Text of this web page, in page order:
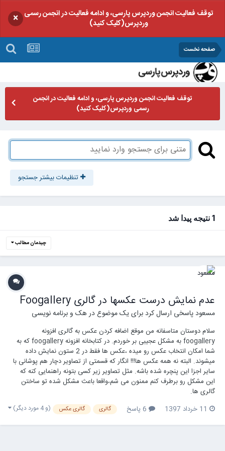
توقف فعالیت انجمن وردپرس پارسی، و ادامه فعالیت در انجمن رسمی
وردپرس(کلیک کنید)
×
صفحه نخست
توقف فعالیت انجمن وردپرس پارسی، و ادامه فعالیت در انجمن
رسمی وردپرس(کلیک کنید)
تنظیمات بیشتر جستجو
1 نتیجه پیدا شد
چیدمان مطالب
عدم نمایش درست عکسها در گالری Foogallery
مسعود پاسخی ارسال کرد برای یک موضوع درهک و برنامه نویسی
سلام دوستان متاسفانه من موقع اضافه کردن عکس به گالری افزونه
foogallery به مشکل عجیبی بر خوردم. در کتابخانه افزونه foogallery که به
شما امکان انتخاب عکس رو میده ،عکس ها فقط در 2 ستون نمایش داده
میشوند. البته نه همه عکس ها!!! انگار که قسمتی از تصاویر دچار هم پوشانی با
سایر اجزا این پنچره شده باشه. مثل تصاویر زیر کسی بتونه راهنمایی کنه که
این مشکل رو برطرف کنم ممنون می شم،واقعا باعث مشکل شده تو ساختن
گالری ها.
11 خرداد 1397
گالری گالری عکس (و 4 مورد دیگر)